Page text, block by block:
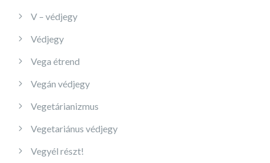
V – védjegy
Védjegy
Vega étrend
Vegán védjegy
Vegetárianizmus
Vegetariánus védjegy
Vegyél részt!